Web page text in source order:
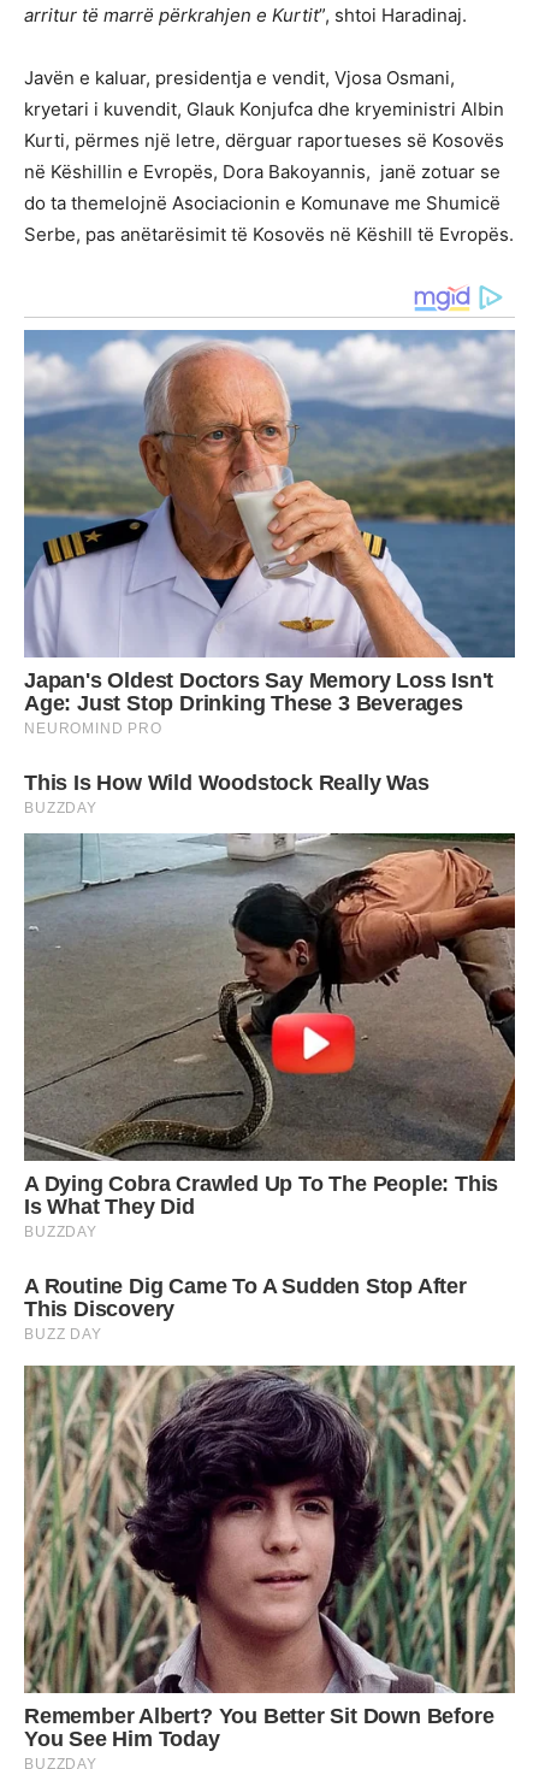
arritur të marrë përkrahjen e Kurtit”, shtoi Haradinaj.
Javën e kaluar, presidentja e vendit, Vjosa Osmani,
kryetari i kuvendit, Glauk Konjufca dhe kryeministri Albin
Kurti, përmes një letre, dërguar raportueses së Kosovës
në Këshillin e Evropës, Dora Bakoyannis, janë zotuar se
do ta themelojnë Asociacionin e Komunave me Shumicë
Serbe, pas anëtarësimit të Kosovës në Këshill të Evropës.